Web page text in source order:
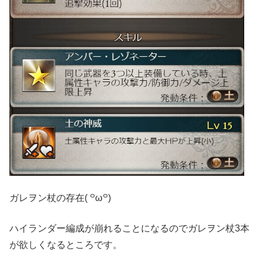
ガレヲン杖の存在( ꒪ω꒪)
ハイランダー編成が崩れることになるのでガレヲン杖3本
が欲しくなるところです。